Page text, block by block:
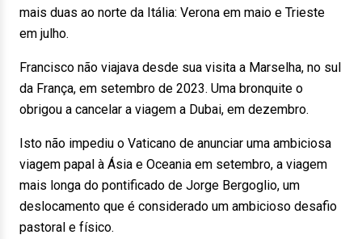
mais duas ao norte da Itália: Verona em maio e Trieste
em julho.
Francisco não viajava desde sua visita a Marselha, no sul
da França, em setembro de 2023. Uma bronquite o
obrigou a cancelar a viagem a Dubai, em dezembro.
Isto não impediu o Vaticano de anunciar uma ambiciosa
viagem papal à Ásia e Oceania em setembro, a viagem
mais longa do pontificado de Jorge Bergoglio, um
deslocamento que é considerado um ambicioso desafio
pastoral e físico.